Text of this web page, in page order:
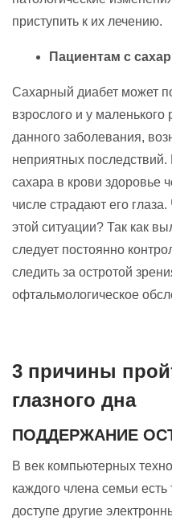
приступить к их лечению.
Пациентам с
Сахарный диабет может
взрослого и у
данного заболевания,
неприятных
сахара в крови здоровье
числе страдают его
этой ситуации? Так как
следует постоянно
следить за остротой
офтальмологическое
3 причины
глазного дна
ПОДДЕРЖАНИЕ
В век компьютерных
каждого члена семьи
доступе другие